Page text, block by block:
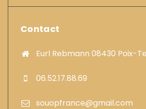
Contact
Eurl Rebmann 08430 Poix-
06.52.17.88.69
souopfrance@gmail.com